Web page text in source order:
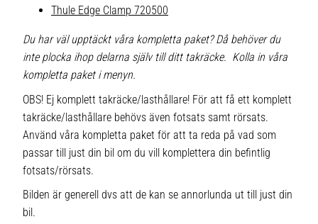
Thule Edge Clamp 720500
Du har väl upptäckt våra kompletta paket? Då behöver du
inte plocka ihop delarna själv till ditt takräcke. Kolla in våra
kompletta paket i menyn.
OBS! Ej komplett takräcke/lasthållare! För att få ett komplett
takräcke/lasthållare behövs även fotsats samt rörsats.
Använd våra kompletta paket för att ta reda på vad som
passar till just din bil om du vill komplettera din befintlig
fotsats/rörsats.
Bilden är generell dvs att de kan se annorlunda ut till just din
bil.